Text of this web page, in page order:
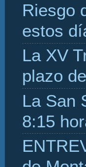
Riesgo
estos
La XV
plazo
La San
8:15